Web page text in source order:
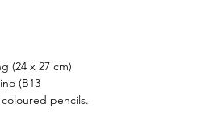
(24 x 27 cm)
(B13
pencils.